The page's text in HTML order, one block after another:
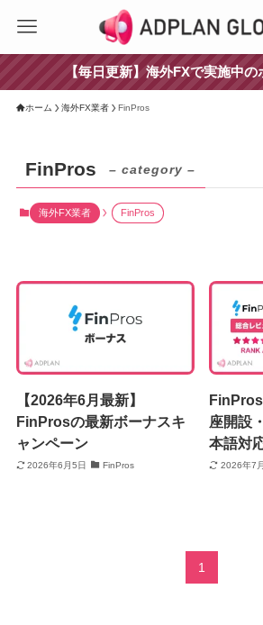
【毎日更新】海外FXで実施中
ホーム 海外FX業者 FinPros
FinPros – category –
海外FX業者 FinPros
【2026年6月最新】
FinProsの最新ボーナスキ
ャンペーン
2026年6月5日 FinPros
座開設
本語対
2026年7
1